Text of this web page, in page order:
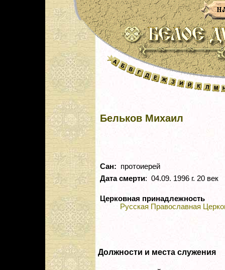
Бельков Михаил
Сан: протоиерей
Дата смерти: 04.09. 1996 г. 20 век
Церковная принадлежность
Русская Православная
Должности и места служения